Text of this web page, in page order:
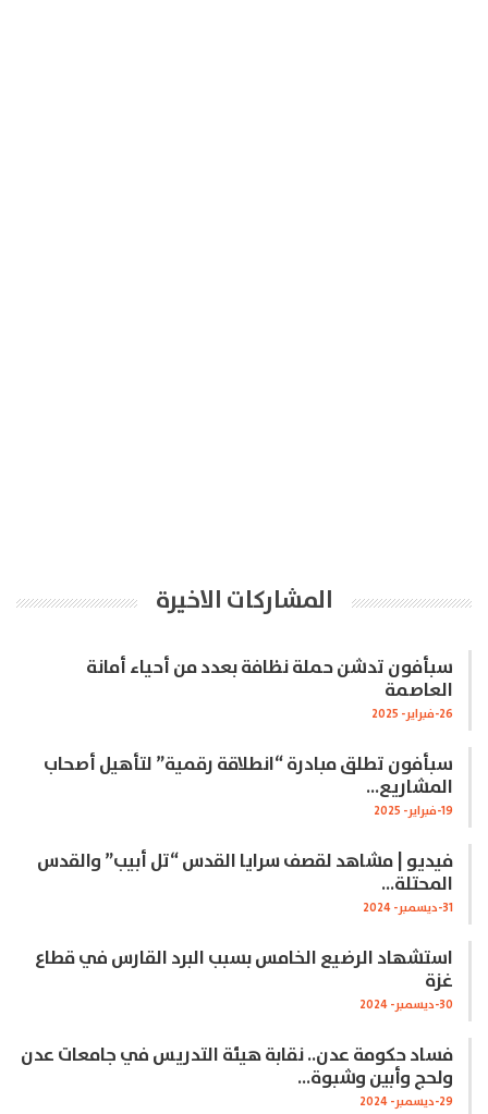
المشاركات الاخيرة
سبأفون تدشن حملة نظافة بعدد من أحياء أمانة
العاصمة
26-فبراير- 2025
سبأفون تطلق مبادرة “انطلاقة رقمية” لتأهيل أصحاب
المشاريع…
19-فبراير- 2025
فيديو | مشاهد لقصف سرايا القدس “تل أبيب” والقدس
المحتلة…
31-ديسمبر- 2024
استشهاد الرضيع الخامس بسبب البرد القارس في قطاع
غزة
30-ديسمبر- 2024
فساد حكومة عدن.. نقابة هيئة التدريس في جامعات عدن
ولحج وأبين وشبوة…
29-ديسمبر- 2024